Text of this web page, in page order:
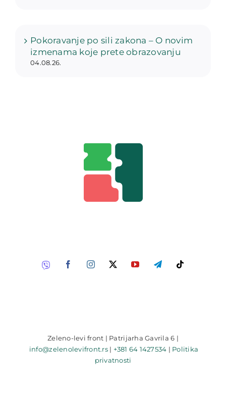
Pokoravanje po sili zakona – O novim
izmenama koje prete obrazovanju
04.08.26.
Zeleno-levi front | Patrijarha Gavrila 6 |
info@zelenolevifront.rs| +381 64 1427534 | Politika
privatnosti